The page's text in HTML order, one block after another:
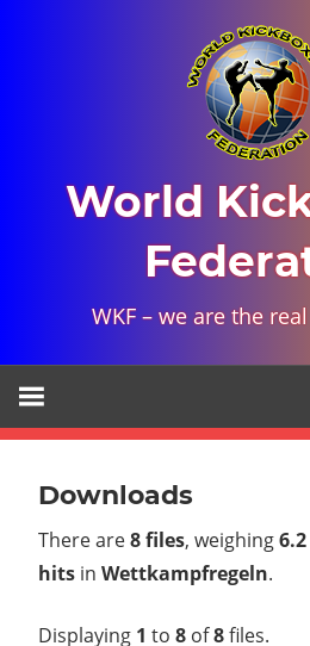
World
WKF – we are the
Downloads
There are8 files, weighing
hits in Wettkampfregeln.
Displaying 1 to 8 of8files.